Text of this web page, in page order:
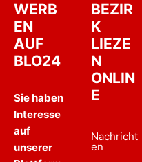
WERB
EN
AUF
BLO24
Sie haben
Interesse
auf
unserer
BEZIR
K
LIEZE
N
ONLIN
E
Nachricht
en